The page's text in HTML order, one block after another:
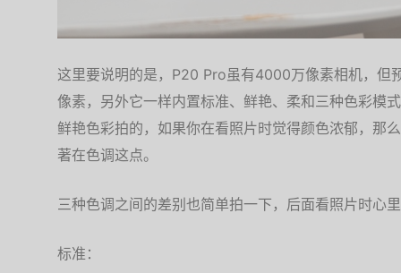
这里要说明的是，P20 Pro虽有4000万像素相机，但
像素，另外它一样内置标准、鲜艳、柔和三种色彩模
鲜艳色彩拍的，如果你在看照片时觉得颜色浓郁，那
著在色调这点。
三种色调之间的差别也简单拍一下，后面看照片时心
标准：